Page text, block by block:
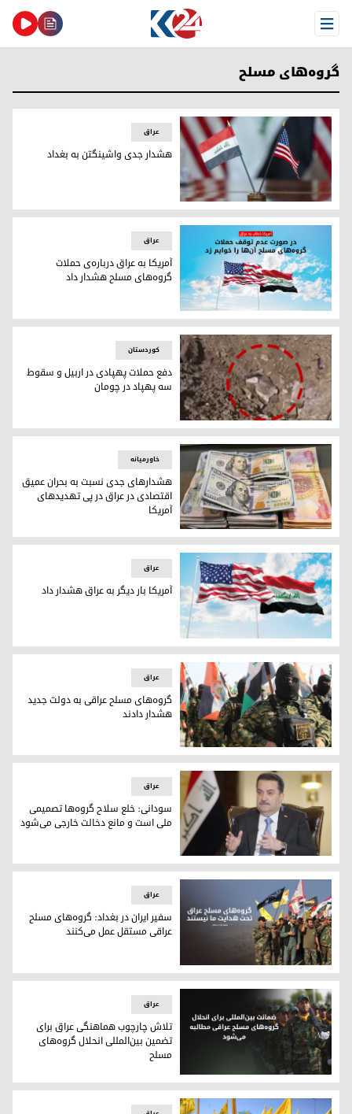
Open Menu
گروه‌های مسلح
هشدار جدی واشینگتن به بغداد
عراق
هشدار جدی واشینگتن به بغداد
آمریکا به عراق درباره‌ی حملات گروه‌های مسلح هشدار داد
عراق
آمریکا به عراق درباره‌ی حملات
گروه‌های مسلح هشدار داد
محل اصابت پهپاد ساقط شده در منطقه‌ی چومان
کوردستان
دفع حملات پهپادی در اربیل و سقوط
سه پهپاد در چومان
هشدارهای جدی نسبت به بحران عمیق اقتصادی در عراق در پی
خاورمیانه
هشدارهای جدی نسبت به بحران عمیق
اقتصادی در عراق در پی تهدیدهای
آمریکا
آمریکا بار دیگر به عراق هشدار داد
عراق
آمریکا بار دیگر به عراق هشدار داد
گروه‌های مسلح عراقی به دولت جدید هشدار دادند
عراق
گروه‌های مسلح عراقی به دولت جدید
هشدار دادند
محمد شیاع سودانی، نخست‌وزیر عراق
عراق
سودانی: خلع سلاح گروه‌ها تصمیمی
ملی است و مانع دخالت خارجی می‌شود
محمد کاظم آل صادق، سفیر ایران در عراق
عراق
سفیر ایران در بغداد: گروه‌های مسلح
عراقی مستقل عمل می‌کنند
تلاش چارچوب هماهنگی عراق برای تضمین بین‌المللی انحلال
عراق
تلاش چارچوب هماهنگی عراق برای
تضمین بین‌المللی انحلال گروه‌های
مسلح